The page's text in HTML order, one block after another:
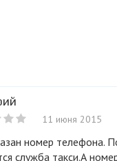
11 июня 2015
служба такси.А